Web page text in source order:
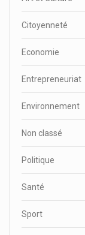
Citoyenneté
Economie
Entrepreneuriat
Environnement
Non classé
Politique
Santé
Sport